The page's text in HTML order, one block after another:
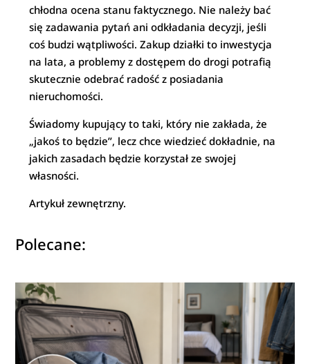
chłodna ocena stanu faktycznego. Nie należy bać
się zadawania pytań ani odkładania decyzji, jeśli
coś budzi wątpliwości. Zakup działki to inwestycja
na lata, a problemy z dostępem do drogi potrafią
skutecznie odebrać radość z posiadania
nieruchomości.
Świadomy kupujący to taki, który nie zakłada, że
„jakoś to będzie”, lecz chce wiedzieć dokładnie, na
jakich zasadach będzie korzystał ze swojej
własności.
Artykuł zewnętrzny.
Polecane: